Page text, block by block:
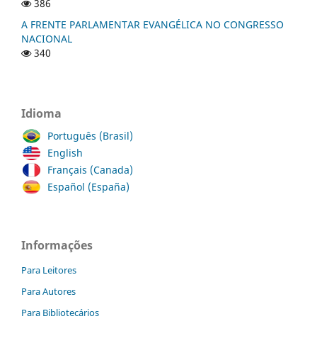
386
A FRENTE PARLAMENTAR EVANGÉLICA NO CONGRESSO
NACIONAL
340
Idioma
Português (Brasil)
English
Français (Canada)
Español (España)
Informações
Para Leitores
Para Autores
Para Bibliotecários